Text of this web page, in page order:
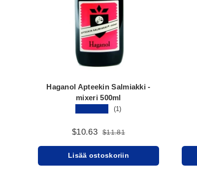
Haganol Apteekin Salmiakki -
mixeri 500ml
(1)
$10.63 $11.81
Lisää ostoskoriin